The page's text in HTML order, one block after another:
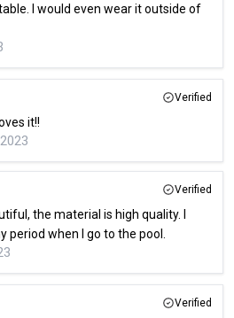
I would even wear it outside of
Verified
it!!
Verified
the material is high quality. I
when I go to the pool.
Verified